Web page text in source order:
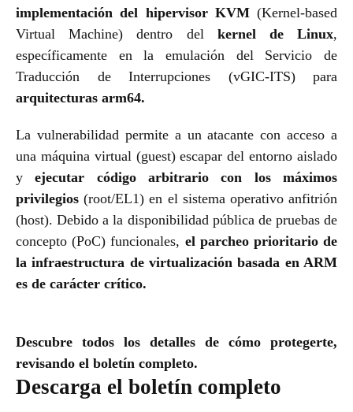
implementación del hipervisor KVM(Kernel-based
Virtual Machine) dentro del kernel de Linux,
específicamente en la emulación del Servicio de
Traducción de Interrupciones (vGIC-ITS) para
arquitecturas arm64.
La vulnerabilidad permite a un atacante con acceso a
una máquina virtual (guest) escapar del entorno aislado
yejecutar código arbitrario con los máximos
privilegios (root/EL1) en el sistema operativo anfitrión
(host). Debido a la disponibilidad pública de pruebas de
concepto (PoC) funcionales, el parcheo prioritario de
la infraestructura de virtualización basada en ARM
es de carácter crítico.
Descubre todos los detalles de cómo protegerte,
revisando el boletín completo.
Descarga el boletín completo